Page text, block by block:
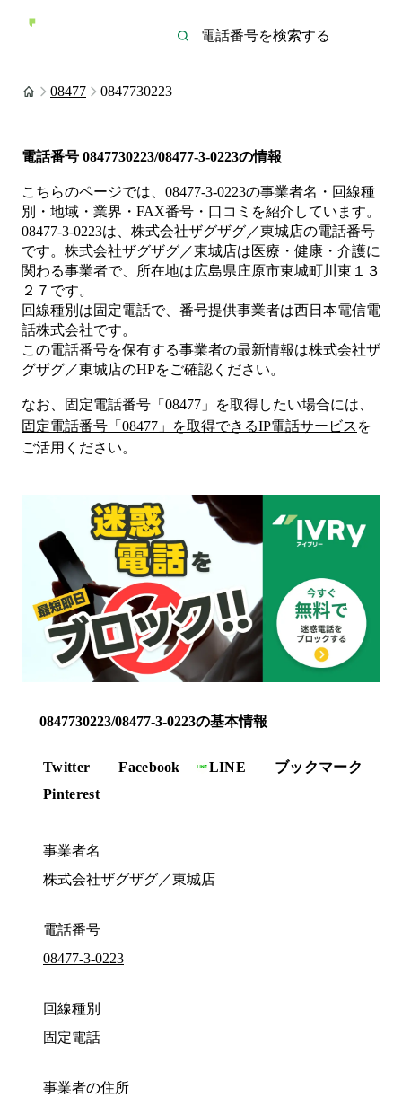
08477 0847730223
電話番号 0847730223/08477-3-0223の情報
こちらのページでは、 08477-3-0223の事業者名・回線種
別・地域・業界・FAX番号・口コミを紹介しています。
08477-3-0223は、 株式会社ザグザグ／東城店の電話番号
です。 株式会社ザグザグ／東城店は医療・健康・介護に
関わる事業者で、所在地は広島県庄原市東城町川東１３
２７ です。
回線種別は固定電話で、番号提供事業者は西日本電信電
話株式会社です。
この電話番号を保有する事業者の最新情報は株式会社ザ
グザグ／東城店のHPをご確認ください。
なお、固定電話番号「 08477 」を取得したい場合には、
固定電話番号「 08477 」を取得できるIP電話サービス を
ご活用ください。
0847730223/08477-3-0223の基本情報
Twitter Facebook LINE
ブックマーク
Pinterest
事業者名
株式会社ザグザグ／東城店
電話番号
08477-3-0223
回線種別
固定電話
事業者の住所